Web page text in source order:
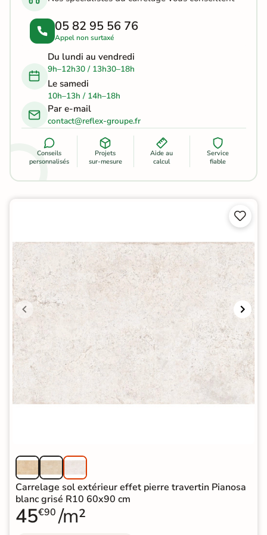
05 82 95 56 76
Appel non surtaxé
Du lundi au vendredi
9h–12h30 / 13h30–18h
Le samedi
10h–13h / 14h–18h
Par e-mail
contact@reflex-groupe.fr
Conseils
personnalisés
Projets
sur-mesure
Aide au
calcul
Service
fiable


Carrelage sol extérieur effet pierre travertin Pianosa
blanc grisé R10 60x90 cm
45€90 /m²